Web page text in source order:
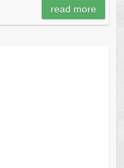
read more